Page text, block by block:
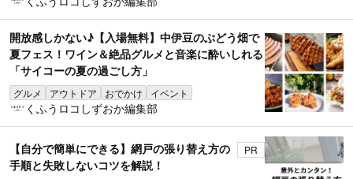
開放感しかない♪【入場無料】中伊豆のぶどう畑で
夏フェス！ワイン＆絶品グルメと音楽に酔いしれる
「サイコーの夏の過ごし方」
グルメ アウトドア おでかけ イベント
くふうロコしずおか編集部
【自分で簡単にできる】網戸の張り替え方の
手順と失敗しないコツを解説！
PR